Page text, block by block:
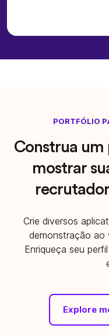
PORTFÓLIO
Construa
mostrar
Crie diversos
demonstração ao
Enriqueça seu
Explore